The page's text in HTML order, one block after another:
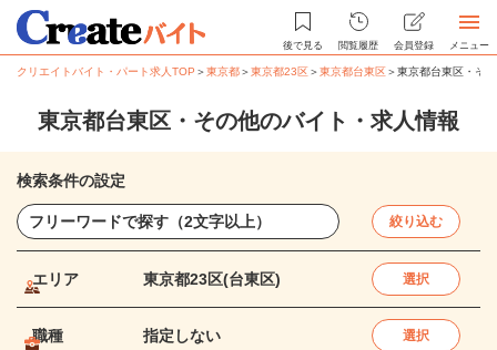
後で見る 閲覧履歴 会員登録 メニュー
クリエイトバイト・パート求人TOP ＞東京都＞東京都23区＞東京都台東区＞東京都台東区・そ
東京都台東区・その他のバイト・求人情報
検索条件の設定
絞り込む
エリア 東京都23区(台東区) 選択
職種 指定しない 選択